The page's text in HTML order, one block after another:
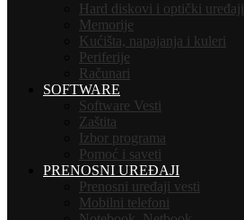
Hard diskovi i optički uređaji
Memorije
Kućišta, napajanja i kuleri
Periferije
Računari
SOFTWARE
Software Vesti
Zaštita
Izbor programa
Pomoć i saveti
PRENOSNI UREĐAJI
Prenosni uređaji vesti
Mobilni telefoni